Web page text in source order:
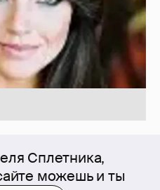
Сплетника,
можешь и ты